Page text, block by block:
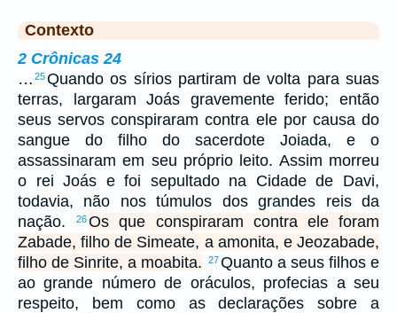
Contexto
2 Crônicas 24
… 25Quando os sírios partiram de volta para suas
terras, largaram Joás gravemente ferido; então
seus servos conspiraram contra ele por causa do
sangue do filho do sacerdote Joiada, e o
assassinaram em seu próprio leito. Assim morreu
o rei Joás e foi sepultado na Cidade de Davi,
todavia, não nos túmulos dos grandes reis da
nação.
26Os que conspiraram contra ele foram
Zabade, filho de Simeate, a amonita, e Jeozabade,
filho de Sinrite, a moabita.
27 Quanto a seus filhos e
ao grande número de oráculos, profecias a seu
respeito, bem como as declarações sobre a